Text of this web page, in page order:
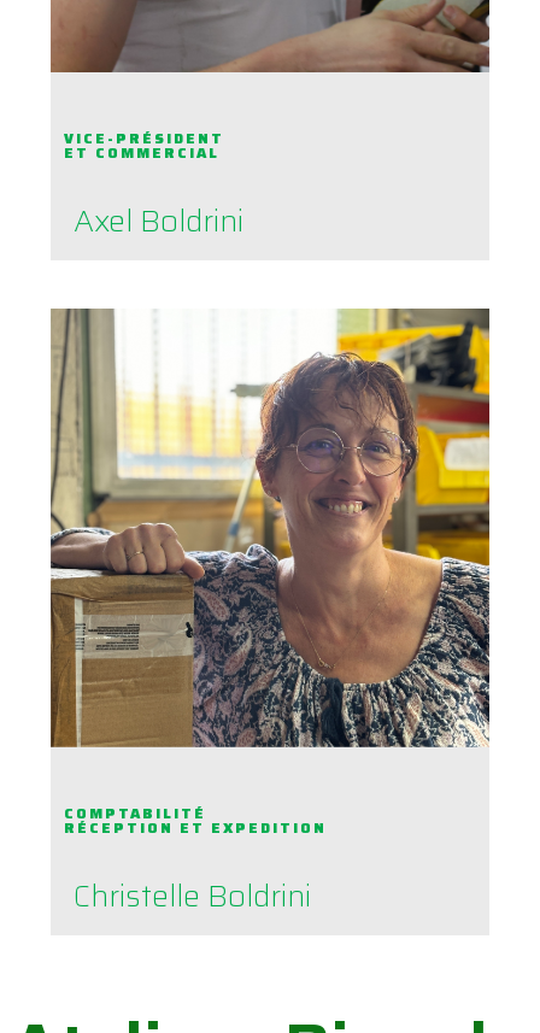
VICE-PRÉSIDENT
ET COMMERCIAL
Axel Boldrini
COMPTABILITÉ
RÉCEPTION ET EXPEDITION
Christelle Boldrini